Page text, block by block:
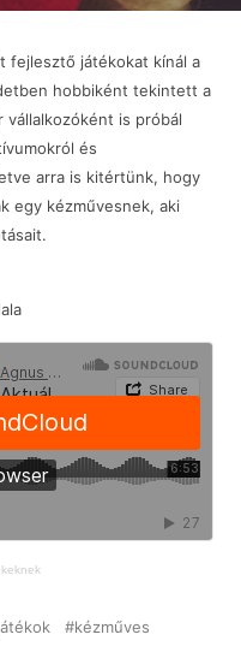
fejlesztő játékokat kínál a
hobbiként tekintett a
vállalkozóként is próbál
és
arra is kitértünk, hogy
egy kézművesnek, aki
kézműves